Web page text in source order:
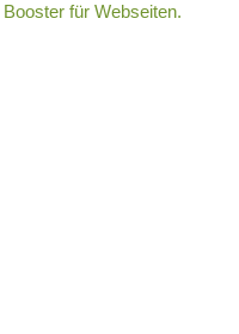
für Webseiten.